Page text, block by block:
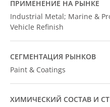
ПРИМЕНЕНИЕ НА РЫНКЕ
Industrial Metal; Marine &
Vehicle Refinish
СЕГМЕНТАЦИЯ РЫНКОВ
Paint & Coatings
ХИМИЧЕСКИЙ СОСТАВ И